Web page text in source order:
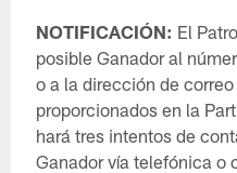
NOTIFICACIÓN: El
posible Ganador al
o a la dirección de
proporcionados en la
hará tres intentos de
Ganador vía telefónica o